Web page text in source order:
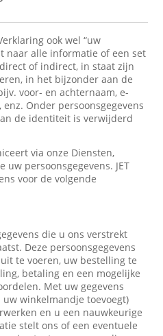
ook wel “uw
naar alle informatie of een set
of indirect, in staat zijn
in het bijzonder aan de
voor- en achternaam, e-
Onder persoonsgegevens
de identiteit is verwijderd
via onze Diensten,
uw persoonsgegevens. JET
voor de volgende
die u ons verstrekt
Deze persoonsgegevens
te voeren, uw bestelling te
betaling en een mogelijke
Met uw gegevens
winkelmandje toevoegt)
en u een nauwkeurige
stelt ons of een eventuele